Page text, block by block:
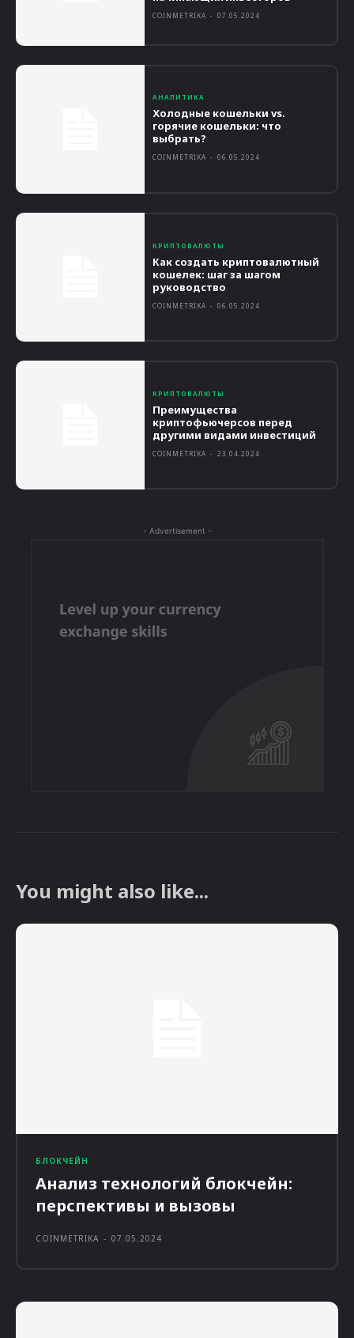
COINMETRIKA - 07.05.2024
АНАЛИТИКА
Холодные кошельки vs.
горячие кошельки: что
выбрать?
COINMETRIKA - 06.05.2024
КРИПТОВАЛЮТЫ
Как создать криптовалютный
кошелек: шаг за шагом
руководство
COINMETRIKA - 06.05.2024
КРИПТОВАЛЮТЫ
Преимущества
криптофьючерсов перед
другими видами инвестиций
COINMETRIKA - 23.04.2024
- Advertisement -
You might also like...
БЛОКЧЕЙН
Анализ технологий блокчейн:
перспективы и вызовы
COINMETRIKA - 07.05.2024